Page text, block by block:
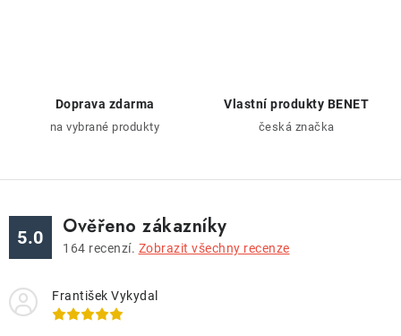
ý
i
u
Doprava zdarma
na vybrané produkty
Vlastní produkty BENET
česká značka
5.0 Ověřeno zákazníky
164 recenzí. Zobrazit všechny recenze
František Vykydal